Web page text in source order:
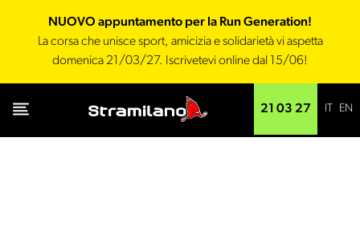
NUOVO appuntamento per la Run Generation!
La corsa che unisce sport, amicizia e solidarietà vi aspetta
domenica 21/03/27. Iscrivetevi online dal 15/06!
21 03 27 EN